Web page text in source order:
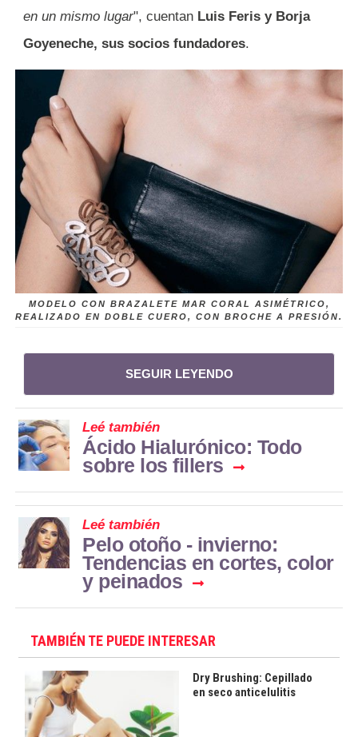
en un mismo lugar", cuentan Luis Feris y Borja
Goyeneche, sus socios fundadores.
MODELO CON BRAZALETE MAR CORAL ASIMÉTRICO,
REALIZADO EN DOBLE CUERO, CON BROCHE A PRESIÓN.
SEGUIR LEYENDO
Leé también
Ácido Hialurónico: Todo
sobre los fillers
Leé también
Pelo otoño - invierno:
Tendencias en cortes, color
y peinados
TAMBIÉN TE PUEDE INTERESAR
Dry Brushing: Cepillado
en seco anticelulitis